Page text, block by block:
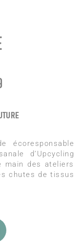
écoresponsable
d’Upcycling
main des ateliers
chutes de tissus